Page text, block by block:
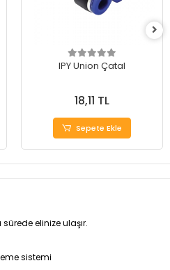
IPY Union Çatal
18,11 TL
Sepete Ekle
elinize ulaşır.
sistemi